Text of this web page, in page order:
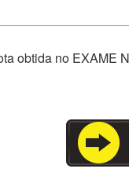
obtida no EXAME